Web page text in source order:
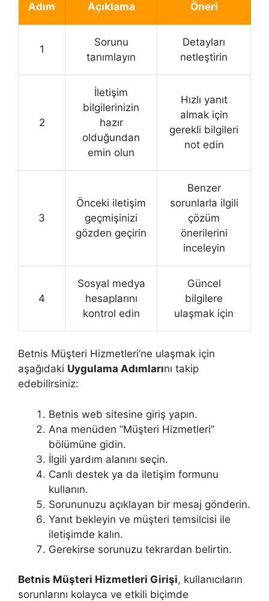
Adım Açıklama Öneri
1
Sorunu
tanımlayın
Detayları
netleştirin
2
İletişim
bilgilerinizin
hazır
olduğundan
emin olun
Hızlı yanıt
almak için
gerekli bilgileri
not edin
3
Önceki iletişim
geçmişinizi
gözden geçirin
Benzer
sorunlarla ilgili
çözüm
önerilerini
inceleyin
4
Sosyal medya
hesaplarını
kontrol edin
Güncel
bilgilere
ulaşmak için
Betnis Müşteri Hizmetleri’ne ulaşmak için
aşağıdaki Uygulama Adımlarını takip
edebilirsiniz:
Betnis web sitesine giriş yapın.
Ana menüden “Müşteri Hizmetleri”
bölümüne gidin.
İlgili yardım alanını seçin.
Canlı destek ya da iletişim formunu
kullanın.
Sorununuzu açıklayan bir mesaj gönderin.
Yanıt bekleyin ve müşteri temsilcisi ile
iletişimde kalın.
Gerekirse sorunuzu tekrardan belirtin.
Betnis Müşteri Hizmetleri Girişi, kullanıcıların
sorunlarını kolayca ve etkili biçimde